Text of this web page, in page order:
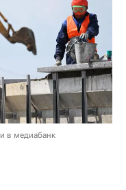
в медиабанк